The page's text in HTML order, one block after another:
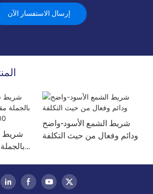
إرسال الاستفسار الآن
شريط
شريط الشمع الأسود-واضح
ودائم وفعال من حيث التكلفة